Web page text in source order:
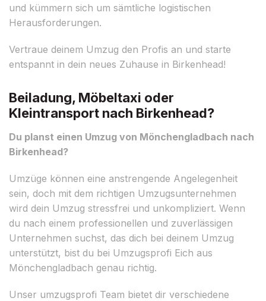
und kümmern sich um sämtliche logistischen
Herausforderungen.
Vertraue deinem Umzug den Profis an und starte
entspannt in dein neues Zuhause in Birkenhead!
Beiladung, Möbeltaxi oder
Kleintransport nach Birkenhead?
Du planst einen Umzug von Mönchengladbach nach
Birkenhead?
Umzüge können eine anstrengende Angelegenheit
sein, doch mit dem richtigen Umzugsunternehmen
wird dein Umzug stressfrei und unkompliziert. Wenn
du nach einem professionellen und zuverlässigen
Unternehmen suchst, das dich bei deinem Umzug
unterstützt, bist du bei Umzugsprofi Eich aus
Mönchengladbach genau richtig.
Unser umzugsprofi Team bietet dir verschiedene